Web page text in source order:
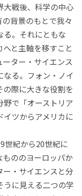
戦後、科学の中心
背景のもとで我々
る。それにともな
と主軸を移すこと
ター・サイエンス
なる。フォン・ノイ
際に大きな役割を
で「オーストリア
ツからアメリカに
世紀から20世紀に
ののヨーロッパか
ー・サイエンスと分
に見える二つの学